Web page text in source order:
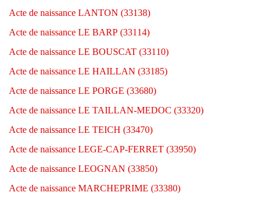
Acte de naissance LANTON (33138)
Acte de naissance LE BARP (33114)
Acte de naissance LE BOUSCAT (33110)
Acte de naissance LE HAILLAN (33185)
Acte de naissance LE PORGE (33680)
Acte de naissance LE TAILLAN-MEDOC (33320)
Acte de naissance LE TEICH (33470)
Acte de naissance LEGE-CAP-FERRET (33950)
Acte de naissance LEOGNAN (33850)
Acte de naissance MARCHEPRIME (33380)